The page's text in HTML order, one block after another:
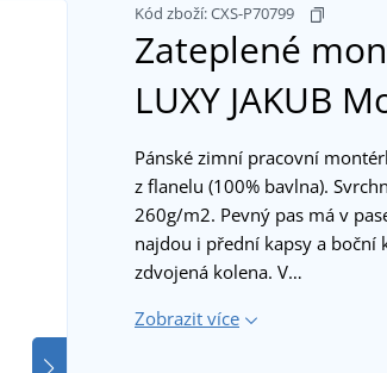
Kód zboží:CXS-P70799
Zateplené
LUXY JAKUB
Pánské zimní pracovní
z flanelu (100% bavlna).
260g/m2. Pevný pas má v
najdou i přední kapsy a boční
zdvojená kolena. V…
Zobrazit více